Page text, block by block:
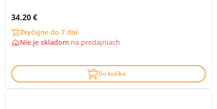
Cena s DPH:
34.20 €
Zvyčajne do 7 dní
Nie je skladom na predajniach
Do košíka